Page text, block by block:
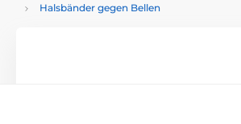
Halsbänder gegen Bellen